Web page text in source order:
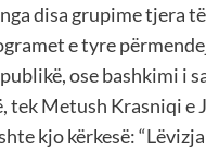
disa grupime tjera
e tyre
ose bashkimi i
tek Metush Krasniqi e
kjo kërkesë: